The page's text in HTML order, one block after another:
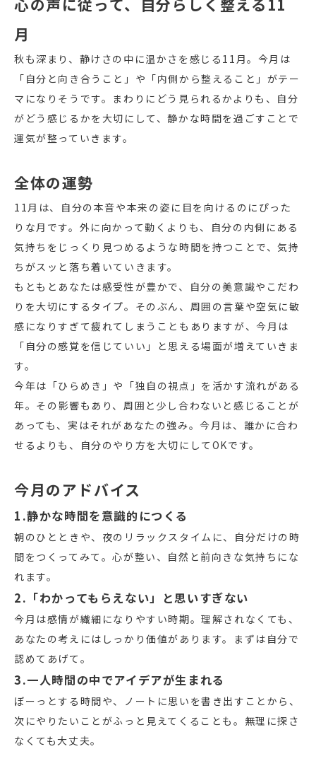
心の声に従って、自分らしく整える11
月
秋も深まり、静けさの中に温かさを感じる11月。今月は
「自分と向き合うこと」や「内側から整えること」がテー
マになりそうです。まわりにどう見られるかよりも、自分
がどう感じるかを大切にして、静かな時間を過ごすことで
運気が整っていきます。
全体の運勢
11月は、自分の本音や本来の姿に目を向けるのにぴった
りな月です。外に向かって動くよりも、自分の内側にある
気持ちをじっくり見つめるような時間を持つことで、気持
ちがスッと落ち着いていきます。
もともとあなたは感受性が豊かで、自分の美意識やこだわ
りを大切にするタイプ。そのぶん、周囲の言葉や空気に敏
感になりすぎて疲れてしまうこともありますが、今月は
「自分の感覚を信じていい」と思える場面が増えていきま
す。
今年は「ひらめき」や「独自の視点」を活かす流れがある
年。その影響もあり、周囲と少し合わないと感じることが
あっても、実はそれがあなたの強み。今月は、誰かに合わ
せるよりも、自分のやり方を大切にしてOKです。
今月のアドバイス
1.静かな時間を意識的につくる
朝のひとときや、夜のリラックスタイムに、自分だけの時
間をつくってみて。心が整い、自然と前向きな気持ちにな
れます。
2.「わかってもらえない」と思いすぎない
今月は感情が繊細になりやすい時期。理解されなくても、
あなたの考えにはしっかり価値があります。まずは自分で
認めてあげて。
3.一人時間の中でアイデアが生まれる
ぼーっとする時間や、ノートに思いを書き出すことから、
次にやりたいことがふっと見えてくることも。無理に探さ
なくても大丈夫。